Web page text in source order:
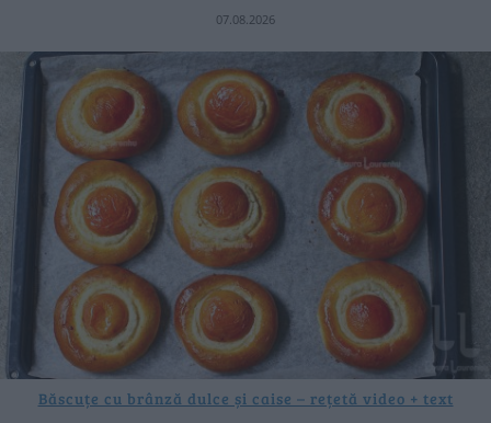
07.08.2026
Băscuțe cu brânză dulce și caise – rețetă video + text